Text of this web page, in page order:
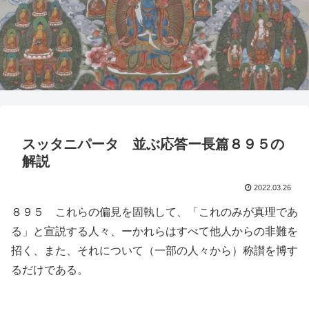
スッタニパータ 並ぶ応答ー長篇８９５の
解説
2022.03.26
８９５ これらの偏見を固執して、「これのみが真理であ
る」と宣説する人々、ーかれらはすべて他人からの非難を
招く、また、それについて（一部の人々から）称讃を博す
るだけである。